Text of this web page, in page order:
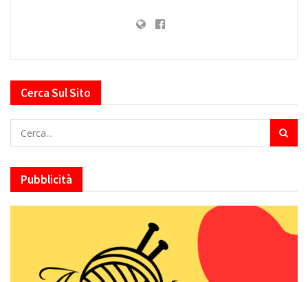
Cerca Sul Sito
Pubblicità